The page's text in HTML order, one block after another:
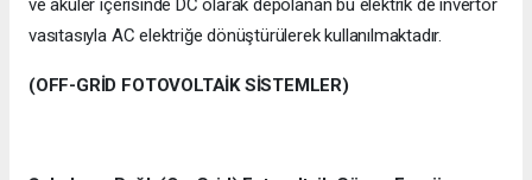
ve aküler içerisinde DC olarak depolanan bu elektrik de invertör
vasıtasıyla AC elektriğe dönüştürülerek kullanılmaktadır.
(OFF-GRİD FOTOVOLTAİK SİSTEMLER)